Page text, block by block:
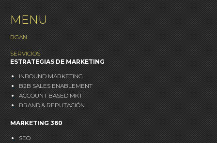
MENU
BGAN
SERVICIOS
ESTRATEGIAS DE MARKETING
INBOUND MARKETING
B2B SALES ENABLEMENT
ACCOUNT BASED MKT
BRAND & REPUTACIÓN
MARKETING 360
SEO